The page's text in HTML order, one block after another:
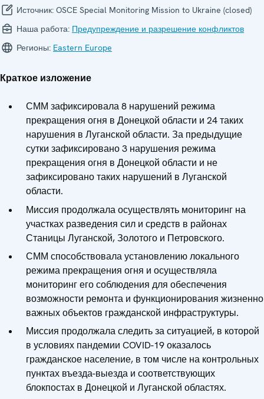
Источник: OSCE Special Monitoring Mission to Ukraine (closed)
Наша работа: Предупреждение и разрешение конфликтов
Регионы: Eastern Europe
Краткое изложение
СММ зафиксировала 8 нарушений режима
прекращения огня в Донецкой области и 24 таких
нарушения в Луганской области. За предыдущие
сутки зафиксировано 3 нарушения режима
прекращения огня в Донецкой области и не
зафиксировано таких нарушений в Луганской
области.
Миссия продолжала осуществлять мониторинг на
участках разведения сил и средств в районах
Станицы Луганской, Золотого и Петровского.
СММ способствовала установлению локального
режима прекращения огня и осуществляла
мониторинг его соблюдения для обеспечения
возможности ремонта и функционирования жизненно
важных объектов гражданской инфраструктуры.
Миссия продолжала следить за ситуацией, в которой
в условиях пандемии COVID-19 оказалось
гражданское население, в том числе на контрольных
пунктах въезда-выезда и соответствующих
блокпостах в Донецкой и Луганской областях.